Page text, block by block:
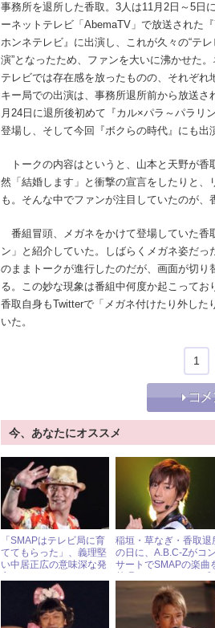
事務所を退所した香取。3人は11月2日～5日
ーネットテレビ「AbemaTV」で放送された『
ホンネテレビ』に出演し、これが久々の“テレ
演”となったため、ファンを大いに沸かせた。
テレビでは存在感を放ったものの、それぞれ
キー局での出演は、事務所退所前から放送
月24日に退所後初めて『カル×パラ～パラリ
登場し、そして今回『ボクらの時代』にも出
トークの内容はというと、山本と天野が香
然「結婚します」と衝撃の宣言をしたりと、
も。そんな中でファンが注目していたのが、
番組冒頭、メガネをかけて登場していた香
ン」と紹介していた。しばらくメガネ姿だ
のままトークが進行したのだが、画面が切
る。この妙な現象は番組中何度か起こってお
香取自身もTwitterで「メガネ付けたり外し
いた。
1
今、あなたにオススメ
「SMAPはテレビ局に育
ててもらった」、義理堅
い中居正広の意味深な発
稲垣・草なぎ・香取退
の日に、A.B.C-Zがコン
サートでSMAPの楽曲
の声続出